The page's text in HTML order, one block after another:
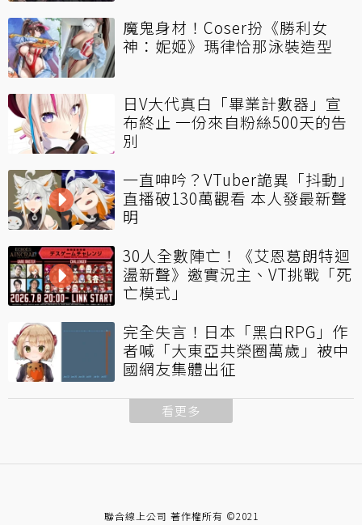
魔鬼身材！Coser扮《勝利女
神：妮姬》瑪律恰那泳裝造型
日V大代真白「畢業計數器」宣
布終止 一份來自粉絲500天的告
別
一直呻吟？VTuber詭異「抖動」
直播破130萬觀看 本人發最新聲
明
30人全數陣亡！《艾恩葛朗特迴
盪新聲》邀實況主、VT挑戰「死
亡模式」
完全失言！日本「黑白RPG」作
者喊「大東亞共榮圈萬歲」被中
國網友集體出征
看更多
聯合線上公司 著作權所有 ©2021